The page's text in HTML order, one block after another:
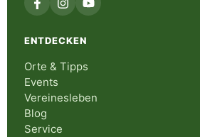
ENTDECKEN
Orte & Tipps
Events
Vereinesleben
Blog
Service